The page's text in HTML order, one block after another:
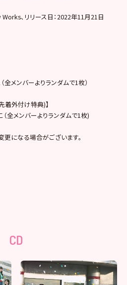
Works、リリース日：2022年11月21日
全メンバーよりランダムで1枚）
着外付け特典)】
全メンバーよりランダムで1枚)
になる場合がございます。
CD